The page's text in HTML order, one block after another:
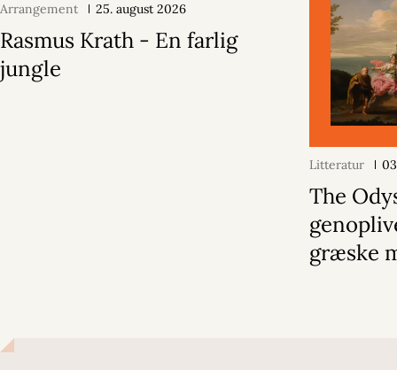
Arrangement 25. august 2026
Rasmus Krath - En farlig
jungle
Litteratur
The
græske